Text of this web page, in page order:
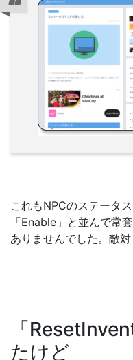
これもNPCのステータ
「Enable」と並んで常
ありませんでした。敵
「
たけど